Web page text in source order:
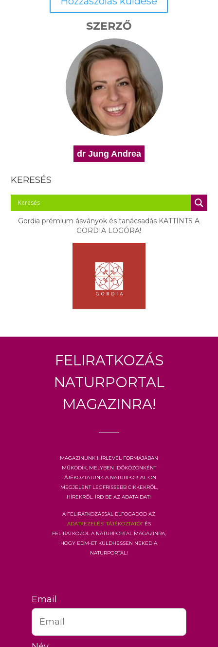
SZERZŐ
dr Jung Andrea
KERESÉS
Gordia prémium ásványok és tanácsadás KATTINTS A
GORDIA LOGÓRA!
Feliratkozás
Naturportal
Magazinra!
Magazinunk hírlevél formájában
működik, melyben időközönként
tájékoztatunk a Naturportal-on
megjelent legfrissebb cikkekről,
hírekről. Írd be az adataidat!
A feliratkozással elfogadod az
adatkezelési tájékoztatótés
feliratkozol a Naturportal Magazinra,
hogy EDM-et küldhessen neked a
Naturportal!
Email